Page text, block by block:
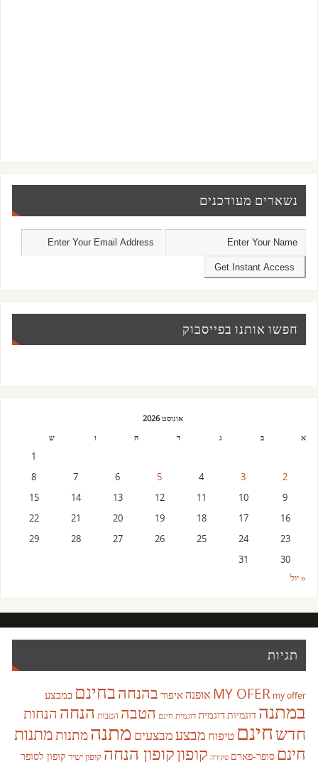
נשארים מעודכנים
חפשו אותנו בפייסבוק
אוגוסט 2026
א
ב ג ד ה ו ש
1
2
3
4
5
6
7
8
9
10
11
12
13
14
15
16
17
18
19
20
21
22
23
24
25
26
27
28
29
30
31
« יול
תגיות
MY OFER my offer אופנהאיפור בהנחהבחינם במבצע
במתנה דוגמיותדוגמית דוגמית חינם הטבה הטבות הנחה הנחות
חדשחינם טיפוח מבצעמבצעים מתנהמתנותמתנות
חינם סופר-פארם סקירה קופוןקופון הנחה קופון ישיר קופון לסופר